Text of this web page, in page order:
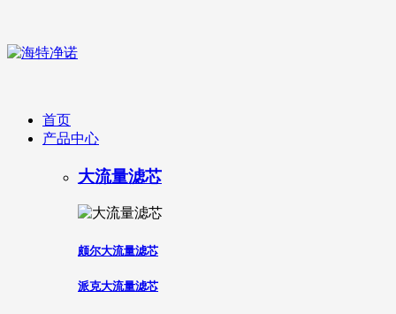
首页
产品中心
大流量滤芯
颇尔大流量滤芯
派克大流量滤芯